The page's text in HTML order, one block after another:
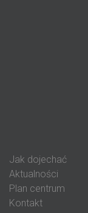
Jak dojechać
Aktualności
Plan centrum
Kontakt